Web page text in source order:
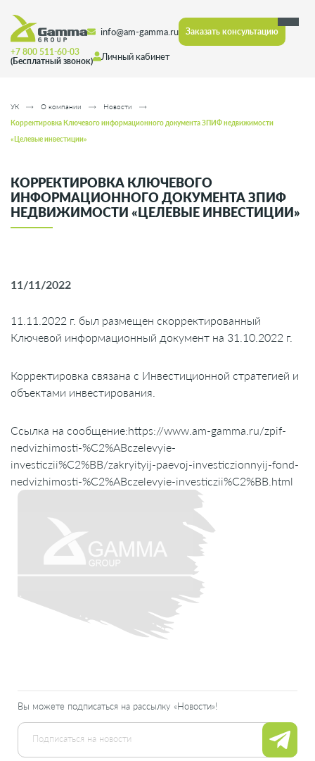
Личный кабинет
info@am-gamma.ru
+7 800 511-60-03
(Бесплатный звонок)
Заказать консультацию
УК О компании Новости
Корректировка Ключевого информационного документа ЗПИФ недвижимости
«Целевые инвестиции»
КОРРЕКТИРОВКА КЛЮЧЕВОГО
ИНФОРМАЦИОННОГО ДОКУМЕНТА ЗПИФ
НЕДВИЖИМОСТИ «ЦЕЛЕВЫЕ ИНВЕСТИЦИИ»
Вы можете подписаться на рассылку «Новости»!
11/11/2022
11.11.2022 г. был размещен скорректированный
Ключевой информационный документ на 31.10.2022 г.
Корректировка связана с Инвестиционной стратегией и
объектами инвестирования.
Ссылка на сообщение:https://www.am-gamma.ru/zpif-
nedvizhimosti-%C2%ABczelevyie-
investiczii%C2%BB/zakryityij-paevoj-investiczionnyij-fond-
nedvizhimosti-%C2%ABczelevyie-investiczii%C2%BB.html